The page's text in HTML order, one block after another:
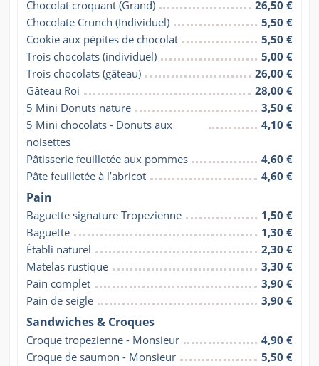
Chocolat croquant (Grand)
26,50 €
Chocolate Crunch (Individuel)
5,50 €
Cookie aux pépites de chocolat
5,50 €
Trois chocolats (individuel)
5,00 €
Trois chocolats (gâteau)
26,00 €
Gâteau Roi
28,00 €
5 Mini Donuts nature
3,50 €
5 Mini chocolats - Donuts aux
noisettes
4,10 €
Pâtisserie feuilletée aux pommes
4,60 €
Pâte feuilletée à l’abricot
4,60 €
Pain
Baguette signature Tropezienne
1,50 €
Baguette
1,30 €
Établi naturel
2,30 €
Matelas rustique
3,30 €
Pain complet
3,90 €
Pain de seigle
3,90 €
Sandwiches & Croques
Croque tropezienne - Monsieur
4,90 €
Croque de saumon - Monsieur
5,50 €